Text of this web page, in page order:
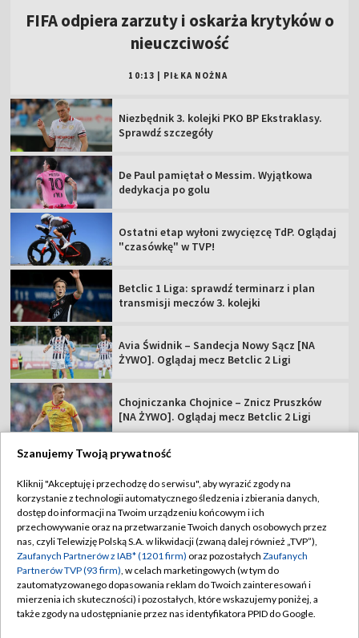
FIFA odpiera zarzuty i oskarża krytyków o
nieuczciwość
10:13 PIŁKA NOŻNA
Niezbędnik 3. kolejki PKO BP Ekstraklasy.
Sprawdź szczegóły
De Paul pamiętał o Messim. Wyjątkowa
dedykacja po golu
Ostatni etap wyłoni zwycięzcę TdP. Oglądaj
"czasówkę" w TVP!
Betclic 1 Liga: sprawdź terminarz i plan
transmisji meczów 3. kolejki
Avia Świdnik – Sandecja Nowy Sącz [NA
ŻYWO]. Oglądaj mecz Betclic 2 Ligi
Chojniczanka Chojnice – Znicz Pruszków
[NA ŻYWO]. Oglądaj mecz Betclic 2 Ligi
TVP
Abonament TVP
Sklep TVP
Biuro Reklamy
Oferta Handlowa
Regulamin TVP
Polityka prywatności
Moje zgody
Biuro reklamy
Szanujemy Twoją prywatność
Kliknij "Akceptuję i przechodzę do serwisu", aby wyrazić zgody na
korzystanie z technologii automatycznego śledzenia i zbierania danych,
dostęp do informacji na Twoim urządzeniu końcowym i ich
przechowywanie oraz na przetwarzanie Twoich danych osobowych przez
nas, czyli Telewizję Polską S.A. w likwidacji (zwaną dalej również „TVP”),
Zaufanych Partnerów z IAB* (1201 firm) oraz pozostałych Zaufanych
Partnerów TVP (93 firm), w celach marketingowych (w tym do
zautomatyzowanego dopasowania reklam do Twoich zainteresowań i
mierzenia ich skuteczności) i pozostałych, które wskazujemy poniżej, a
także zgody na udostępnianie przez nas identyfikatora PPID do Google.